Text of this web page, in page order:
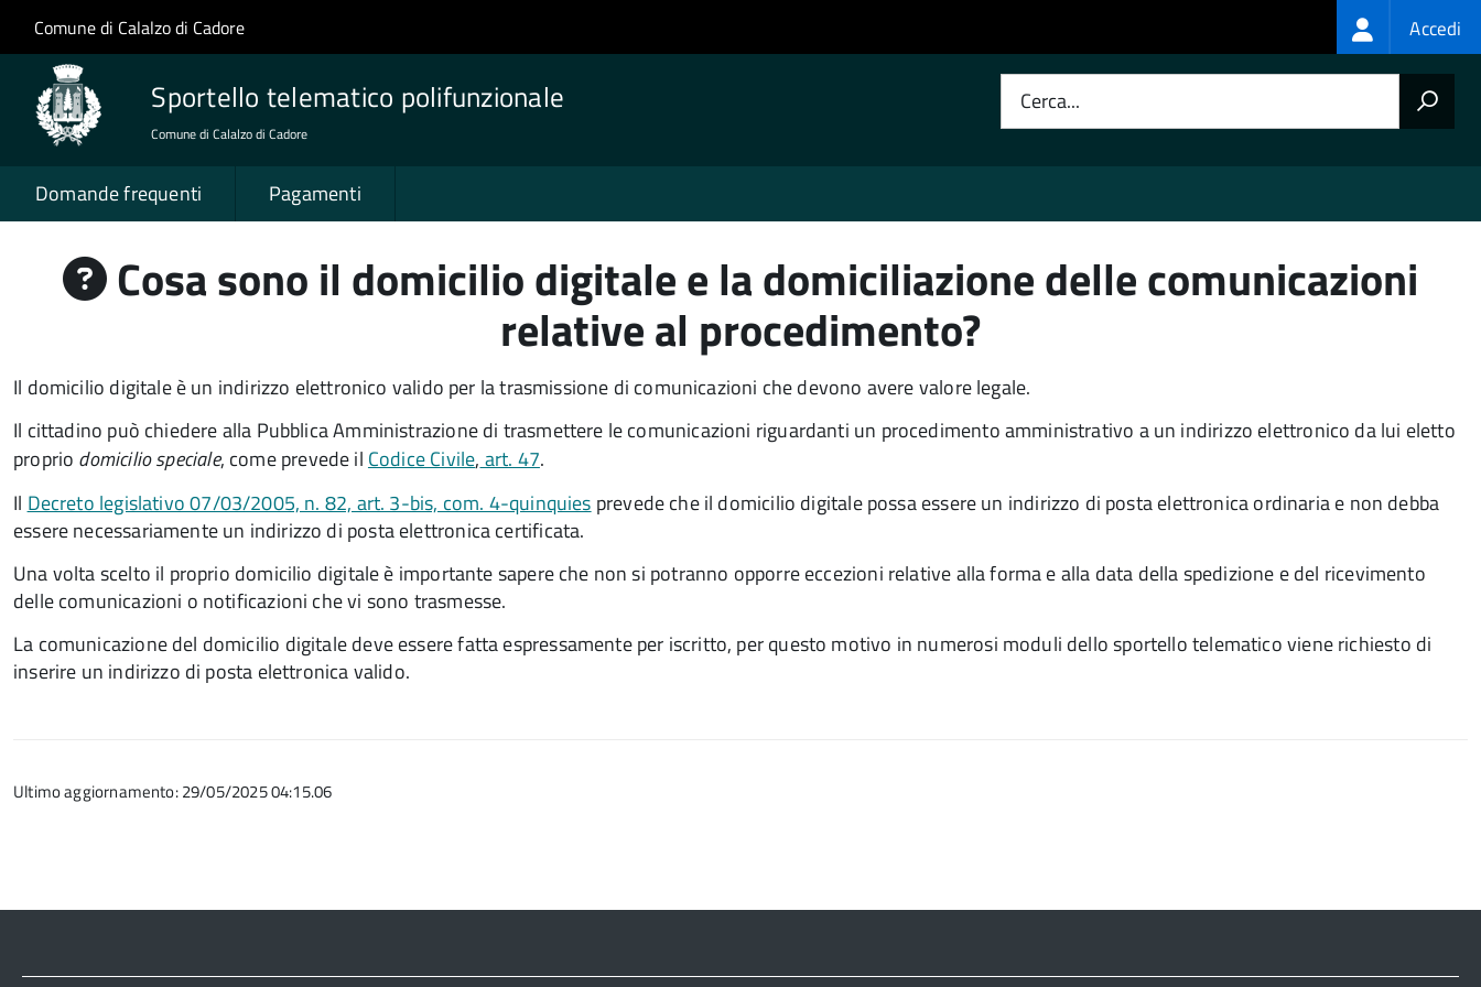
Salta al contenuto principale
Skip to site navigation
Comune di Calalzo di Cadore Login
menu
Accedi
Sportello telematico polifunzionale
Comune di Calalzo di Cadore
Cerca...
Domande frequenti Pagamenti
Cosa sono il domicilio digitale e la domiciliazione delle comunicazioni
relative al procedimento?
Il domicilio digitale è un indirizzo elettronico valido per la trasmissione di comunicazioni che devono avere valore legale.
Il cittadino può chiedere alla Pubblica Amministrazione di trasmettere le comunicazioni riguardanti un procedimento amministrativo a un indirizzo elettronico da lui eletto
proprio domicilio speciale, come prevede il Codice Civile, art. 47.
Il Decreto legislativo 07/03/2005, n. 82, art. 3-bis, com. 4-quinquies prevede che il domicilio digitale possa essere un indirizzo di posta elettronica ordinaria e non debba
essere necessariamente un indirizzo di posta elettronica certificata.
Una volta scelto il proprio domicilio digitale è importante sapere che non si potranno opporre eccezioni relative alla forma e alla data della spedizione e del ricevimento
delle comunicazioni o notificazioni che vi sono trasmesse.
La comunicazione del domicilio digitale deve essere fatta espressamente per iscritto, per questo motivo in numerosi moduli dello sportello telematico viene richiesto di
inserire un indirizzo di posta elettronica valido.
Ultimo aggiornamento: 29/05/2025 04:15.06